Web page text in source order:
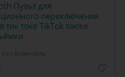
Пульт для
переключения
тик токе TikTok также